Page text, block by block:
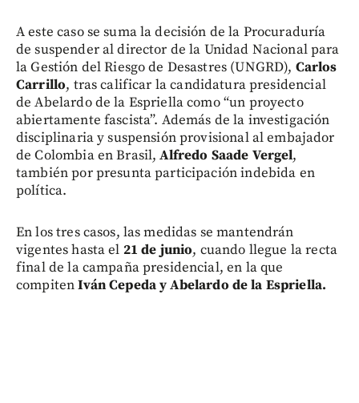
A este caso se suma la decisión de la Procuraduría
de suspender al director de la Unidad Nacional para
la Gestión del Riesgo de Desastres (UNGRD), Carlos
Carrillo, tras calificar la candidatura presidencial
de Abelardo de la Espriella como “un proyecto
abiertamente fascista”. Además de la investigación
disciplinaria y suspensión provisional al embajador
de Colombia en Brasil,Alfredo Saade Vergel,
también por presunta participación indebida en
política.
En los tres casos, las medidas se mantendrán
vigentes hasta el 21 de junio, cuando llegue la recta
final de la campaña presidencial, en la que
compitenIván Cepeda y Abelardo de la Espriella.